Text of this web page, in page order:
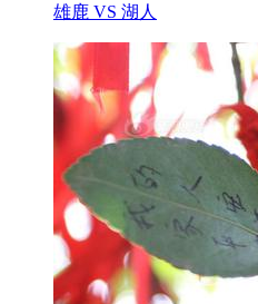
雄鹿 VS 湖人